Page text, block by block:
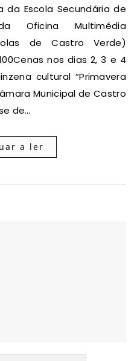
Oficina Multimédia
de Castro Verde)
nos dias 2, 3 e 4
cultural “Primavera
Municipal de Castro
de…
a ler